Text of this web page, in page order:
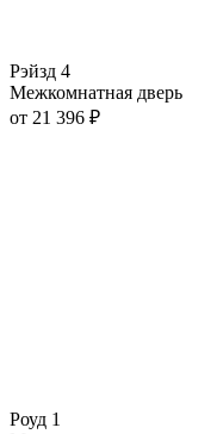
Рэйзд 4
Межкомнатная дверь
от 21 396 ₽
Роуд 1